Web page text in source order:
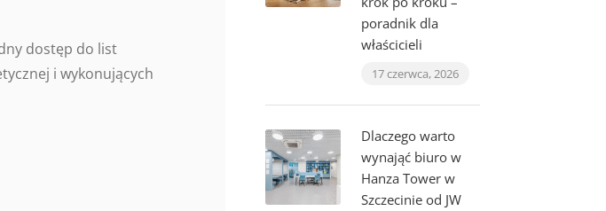
dostęp do list
i wykonujących
poradnik dla
właścicieli
17 czerwca, 2026
Dlaczego warto
wynająć biuro w
Hanza Tower w
Szczecinie od JW